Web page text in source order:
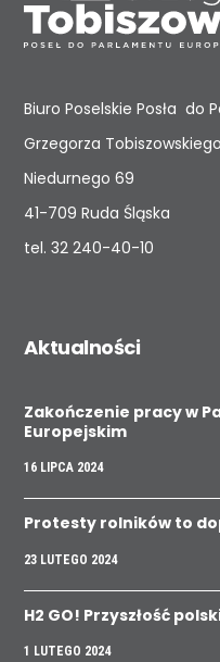
Biuro Poselskie Posła do
Grzegorza Tobiszowskiego
Niedurnego 69
41-709 Ruda Śląska
tel.32 240-40-10
Aktualności
Zakończenie pracy w
Europejskim
16 LIPCA 2024
Protesty rolników to
23 LUTEGO 2024
H2 GO! Przyszłość
1 LUTEGO 2024